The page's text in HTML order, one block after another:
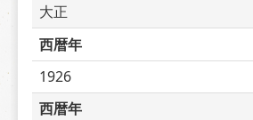
大正
西暦年
1926
西暦年